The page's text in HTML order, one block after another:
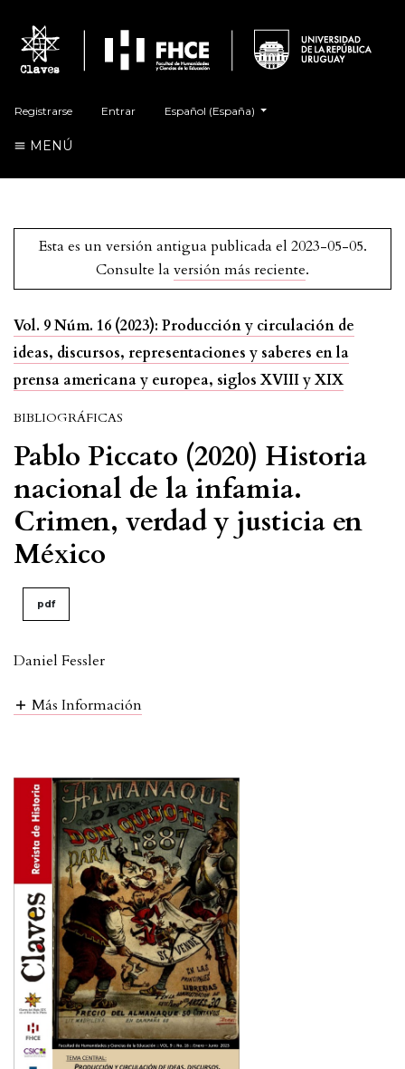
Registrarse Entrar Español (España)
MENÚ
Esta es un versión antigua publicada el 2023-05-05.
Consulte la versión más reciente.
Vol. 9 Núm. 16 (2023): Producción y circulación de
ideas, discursos, representaciones y saberes en la
prensa americana y europea, siglos XVIII y XIX
BIBLIOGRÁFICAS
Pablo Piccato (2020) Historia
nacional de la infamia.
Crimen, verdad y justicia en
México
pdf
Daniel Fessler
Más Información